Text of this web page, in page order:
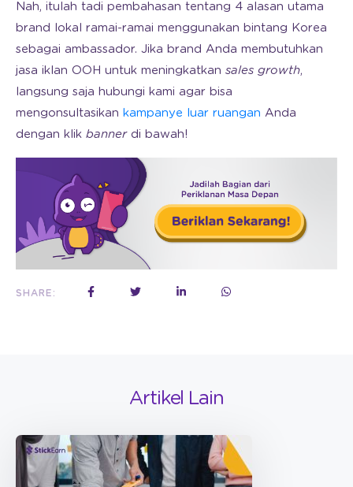
Nah, itulah tadi pembahasan tentang 4 alasan utama
brand lokal ramai-ramai menggunakan bintang Korea
sebagai ambassador. Jika brand Anda membutuhkan
jasa iklan OOH untuk meningkatkan sales growth,
langsung saja hubungi kami agar bisa
mengonsultasikan kampanye luar ruangan Anda
dengan klik banner di bawah!
SHARE:
Artikel Lain